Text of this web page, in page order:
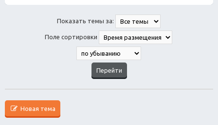
Показать темы за:
Поле сортировки
Новая тема